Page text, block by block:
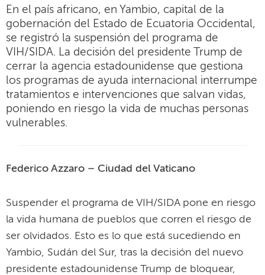
En el país africano, en Yambio, capital de la
gobernación del Estado de Ecuatoria Occidental,
se registró la suspensión del programa de
VIH/SIDA. La decisión del presidente Trump de
cerrar la agencia estadounidense que gestiona
los programas de ayuda internacional interrumpe
tratamientos e intervenciones que salvan vidas,
poniendo en riesgo la vida de muchas personas
vulnerables.
Federico Azzaro – Ciudad del Vaticano
Suspender el programa de VIH/SIDA pone en riesgo
la vida humana de pueblos que corren el riesgo de
ser olvidados. Esto es lo que está sucediendo en
Yambio, Sudán del Sur, tras la decisión del nuevo
presidente estadounidense Trump de bloquear,